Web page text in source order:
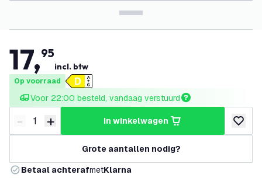
17,95
incl. btw
Op voorraad
Voor 22:00 besteld, vandaag verstuurd
Verminder hoeveelheid
- Verhoog hoeveelheid
+ in winkelwagen
Grote aantallen nodig?
Betaal achterafmetKlarna